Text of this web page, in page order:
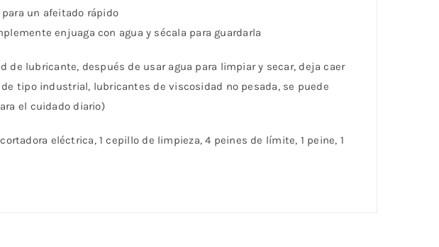
un afeitado rápido
enjuaga con agua y sécala para guardarla
de lubricante, después de usar agua para limpiar y secar, deja caer
tipo industrial, lubricantes de viscosidad no pesada, se puede
el cuidado diario)
eléctrica, 1 cepillo de limpieza, 4 peines de límite, 1 peine, 1